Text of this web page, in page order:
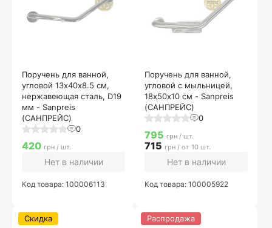
Поручень для ванной,
угловой 13х40х8.5 см,
нержавеющая сталь, D19
мм - Sanpreis
(САНПРЕЙС)
0
420 грн / шт.
Нет в наличии
Код товара: 100006113
Поручень для ванной,
угловой с мыльницей,
18х50х10 см - Sanpreis
(САНПРЕЙС)
0
795 грн / шт.
715 грн / от 10 шт.
Нет в наличии
Код товара: 100005922
Скидка Распродажа